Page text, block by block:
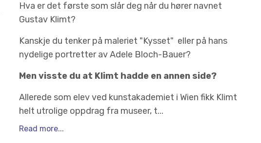
Hva er det første som slår deg når du hører navnet
Gustav Klimt?
Kanskje du tenker på maleriet "Kysset" eller på hans
nydelige portretter av Adele Bloch-Bauer?
Men visste du at Klimt hadde en annen side?
Allerede som elev ved kunstakademiet i Wien fikk Klimt
helt utrolige oppdrag fra museer, t...
Read more...